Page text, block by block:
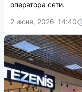
оператора сети.
2 июня, 2026, 14:40